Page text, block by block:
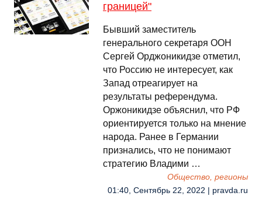
границей"
Бывший заместитель
генерального секретаря ООН
Сергей Орджоникидзе отметил,
что Россию не интересует, как
Запад отреагирует на
результаты референдума.
Оржоникидзе объяснил, что РФ
ориентируется только на мнение
народа. Ранее в Германии
признались, что не понимают
стратегию Владими …
Общество, регионы
01:40, Сентябрь 22, 2022 | pravda.ru